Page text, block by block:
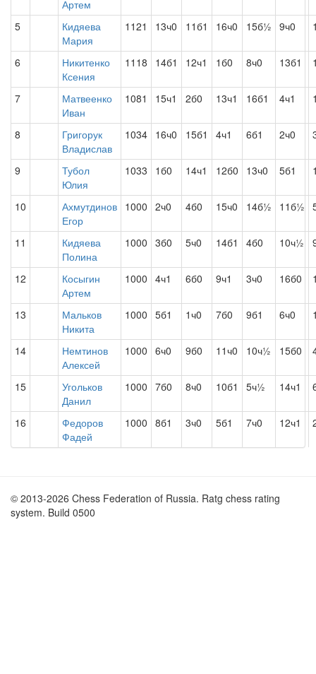
Артем
5
Кидяева
Мария
1121 13ч0 11б1 16ч0 15б½ 9ч0
6
Никитенко
Ксения
1118 14б1 12ч1 1б0 8ч0 13б1
7
Матвеенко
Иван
1081 15ч1 2б0 13ч1 16б1 4ч1
8
Григорук
Владислав
1034 16ч0 15б1 4ч1 6б1 2ч0
9
Тубол
Юлия
1033 1б0 14ч1 12б0 13ч0 5б1
10
Ахмутдинов
Егор
1000 2ч0 4б0 15ч0 14б½ 11б½
11
Кидяева
Полина
1000 3б0 5ч0 14б1 4б0 10ч½
12
Косыгин
Артем
1000 4ч1 6б0 9ч1 3ч0 16б0
13
Мальков
Никита
1000 5б1 1ч0 7б0 9б1 6ч0
14
Немтинов
Алексей
1000 6ч0 9б0 11ч0 10ч½ 15б0
15
Угольков
Данил
1000 7б0 8ч0 10б1 5ч½ 14ч1
16
Федоров
Фадей
1000 8б1 3ч0 5б1 7ч0 12ч1
© 2013-2026 Chess Federation of Russia. Ratg chess rating
system. Build 0500